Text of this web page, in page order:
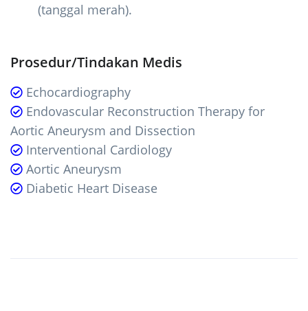
(tanggal merah).
Prosedur/Tindakan Medis
Echocardiography
Endovascular Reconstruction Therapy for
Aortic Aneurysm and Dissection
Interventional Cardiology
Aortic Aneurysm
Diabetic Heart Disease